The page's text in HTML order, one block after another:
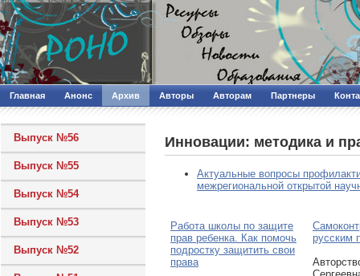
Главная Анонс Архив Авторы Авторам Партнеры
Выпуск №56
Выпуск №55
Выпуск №54
Выпуск №53
Выпуск №52
Инновации: методика и
Актуальные вопросы
межрегиональной открытой
Работа школы по защите
прав ребенка. Как помочь
подростку защитить свои
права
русским